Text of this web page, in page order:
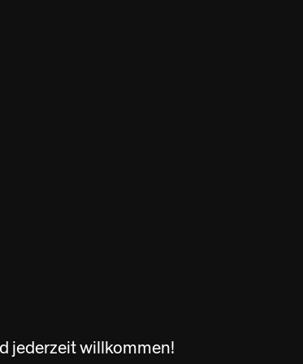
jederzeit willkommen!